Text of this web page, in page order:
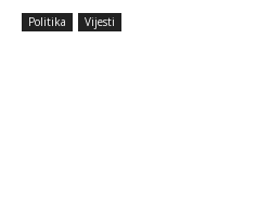
Politika Vijesti